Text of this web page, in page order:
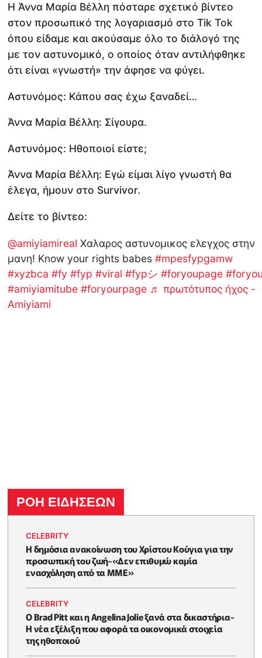
Η Άννα Μαρία Βέλλη πόσταρε σχετικό βίντεο
στον προσωπικό της λογαριασμό στο Tik Tok
όπου είδαμε και ακούσαμε όλο το διάλογό της
με τον αστυνομικό, ο οποίος όταν αντιλήφθηκε
ότι είναι «γνωστή» την άφησε να φύγει.
Αστυνόμος: Κάπου σας έχω ξαναδεί…
Άννα Μαρία Βέλλη: Σίγουρα.
Αστυνόμος: Ηθοποιοί είστε;
Άννα Μαρία Βέλλη: Εγώ είμαι λίγο γνωστή θα
έλεγα, ήμουν στο Survivor.
Δείτε το βίντεο:
@amiyiamireal Χαλαρος αστυνομικος ελεγχος στην
μανη! Know your rights babes#mpesfypgamw
#xyzbca #fy #fyp #viral #fypシ #foryoupage
#amiyiamitube #foryourpage ♬ πρωτότυπος ήχος -
Amiyiami
ΡΟΗ ΕΙΔΗΣΕΩΝ
CELEBRITY
Η δημόσια ανακοίνωση του Χρίστου Κούγια για την
προσωπική του ζωή-«Δεν επιθυμώ καμία
ενασχόληση από τα ΜΜΕ»
CELEBRITY
Ο Brad Pitt και η Angelina Jolie ξανά στα δικαστήρια-
Η νέα εξέλιξη που αφορά τα οικονομικά στοιχεία
της ηθοποιού